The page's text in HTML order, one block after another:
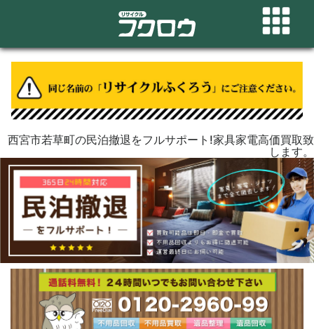
西宮市若草町の民泊撤退をフルサポート!家具家電高価買取致
します。